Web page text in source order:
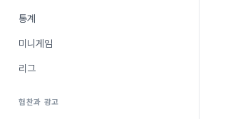
통계
미니게임
리그
협찬과 광고